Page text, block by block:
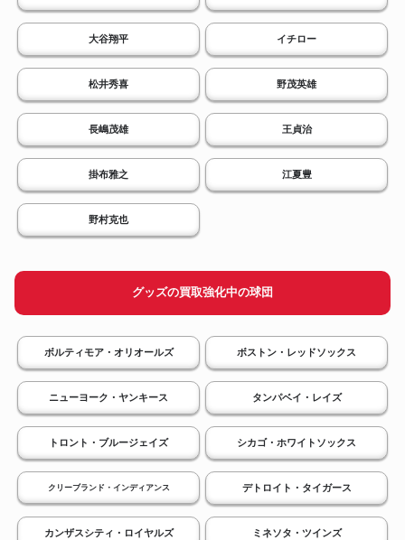
大谷翔平 イチロー
松井秀喜 野茂英雄
長嶋茂雄 王貞治
掛布雅之 江夏豊
野村克也
グッズの買取強化中の球団
ボルティモア・オリオールズ ボストン・レッドソックス
ニューヨーク・ヤンキース タンパベイ・レイズ
トロント・ブルージェイズ シカゴ・ホワイトソックス
クリーブランド・インディアンス デトロイト・タイガース
カンザスシティ・ロイヤルズ ミネソタ・ツインズ